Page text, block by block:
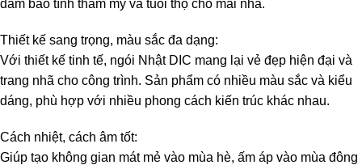
đảm bảo tính thẩm mỹ và tuổi thọ cho mái nhà.
Thiết kế sang trọng, màu sắc đa dạng:
Với thiết kế tinh tế, ngói Nhật DIC mang lại vẻ đẹp hiện đại và
trang nhã cho công trình. Sản phẩm có nhiều màu sắc và kiểu
dáng, phù hợp với nhiều phong cách kiến trúc khác nhau.
Cách nhiệt, cách âm tốt:
Giúp tạo không gian mát mẻ vào mùa hè, ấm áp vào mùa đông